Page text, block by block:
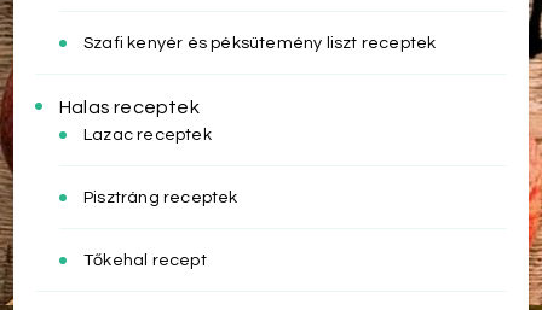
Szafi kenyér és péksütemény liszt receptek
Halas receptek
Lazac receptek
Pisztráng receptek
Tőkehal recept